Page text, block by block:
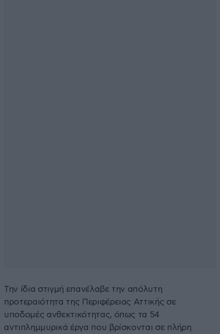
Την ίδια στιγμή επανέλαβε την απόλυτη
προτεραιότητα της Περιφέρειας Αττικής σε
υποδομές ανθεκτικότητας, όπως τα 54
αντιπλημμυρικά έργα που βρίσκονται σε πλήρη